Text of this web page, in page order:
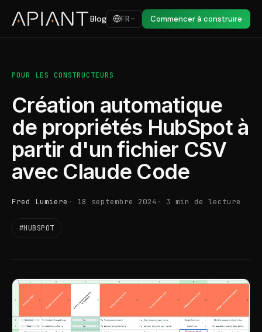
Blog FR Commencer à construire
POUR LES CONSTRUCTEURS
Création automatique
de propriétés HubSpot à
partir d'un fichier CSV
avec Claude Code
Fred Lumiere 18 septembre 2024 3 min de lecture
#HUBSPOT